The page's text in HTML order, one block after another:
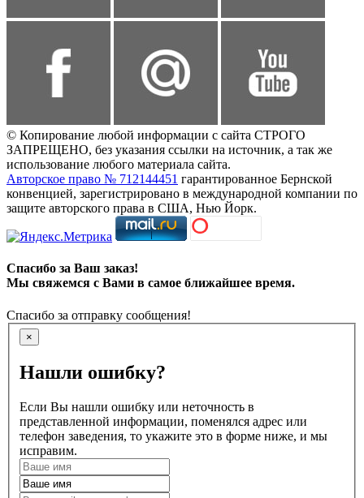
© Копирование любой информации с сайта СТРОГО
ЗАПРЕЩЕНО, без указания ссылки на источник, а так же
использование любого материала сайта.
Авторское право № 712144451 гарантированное Бернской
конвенцией, зарегистрировано в международной компании по
защите авторского права в США, Нью Йорк.
Спасибо за Ваш заказ!
Мы свяжемся с Вами в самое ближайшее время.
Спасибо за отправку сообщения!
×
Нашли ошибку?
Если Вы нашли ошибку или неточность в
представленной информации, поменялся адрес или
телефон заведения, то укажите это в форме ниже, и мы
исправим.